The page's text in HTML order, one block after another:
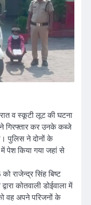
व स्कूटी लूट की घटना
गिरफ्तार कर उनके कब्जे
पुलिस ने दोनों के
पेश किया गया जहां से
राजेन्द्र सिंह बिष्ट
कोतवाली डोईवाला में
वह अपने परिजनों के